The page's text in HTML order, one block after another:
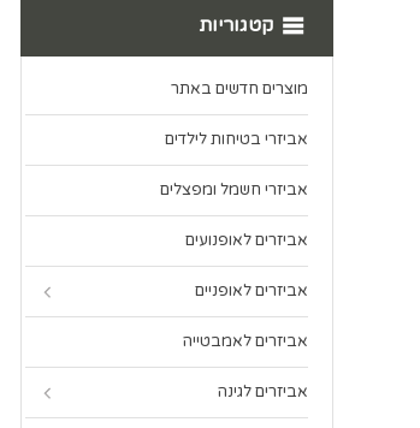
קטגוריות
מוצרים חדשים באתר
אביזרי בטיחות לילדים
אביזרי חשמל ומפצלים
אביזרים לאופנועים
אביזרים לאופניים
אביזרים לאמבטייה
אביזרים לגינה